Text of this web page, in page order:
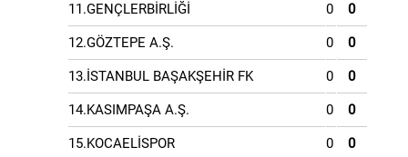
11.GENÇLERBİRLİĞİ 0 0
12.GÖZTEPE A.Ş. 0 0
13.İSTANBUL BAŞAKŞEHİR FK 0 0
14.KASIMPAŞA A.Ş. 0 0
15.KOCAELİSPOR 0 0